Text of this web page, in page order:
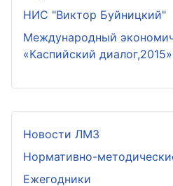
Новости ЛМЗ
Нормативно-
Ежегодники
НИС "Виктор Буйницкий"
Международный
«Каспийский диалог,2015»